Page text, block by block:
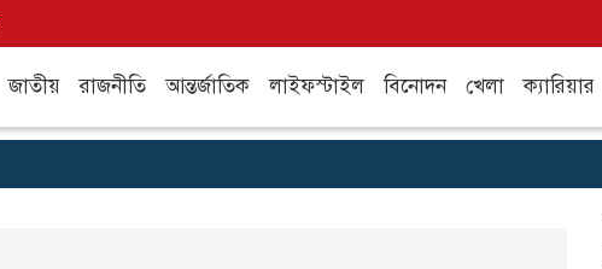
জাতীয় রাজনীতি আন্তর্জাতিক লাইফস্টাইল বিনোদন খেলা ক্যারিয়ার